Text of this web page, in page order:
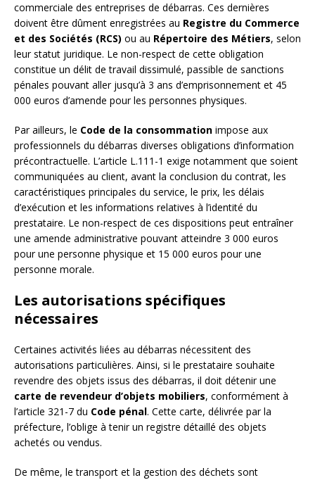
commerciale des entreprises de débarras. Ces dernières
doivent être dûment enregistrées au Registre du Commerce
et des Sociétés (RCS) ou au Répertoire des Métiers, selon
leur statut juridique. Le non-respect de cette obligation
constitue un délit de travail dissimulé, passible de sanctions
pénales pouvant aller jusqu’à 3 ans d’emprisonnement et 45
000 euros d’amende pour les personnes physiques.
Par ailleurs, le Code de la consommation impose aux
professionnels du débarras diverses obligations d’information
précontractuelle. L’article L.111-1 exige notamment que soient
communiquées au client, avant la conclusion du contrat, les
caractéristiques principales du service, le prix, les délais
d’exécution et les informations relatives à l’identité du
prestataire. Le non-respect de ces dispositions peut entraîner
une amende administrative pouvant atteindre 3 000 euros
pour une personne physique et 15 000 euros pour une
personne morale.
Les autorisations spécifiques
nécessaires
Certaines activités liées au débarras nécessitent des
autorisations particulières. Ainsi, si le prestataire souhaite
revendre des objets issus des débarras, il doit détenir une
carte de revendeur d’objets mobiliers, conformément à
l’article 321-7 du Code pénal. Cette carte, délivrée par la
préfecture, l’oblige à tenir un registre détaillé des objets
achetés ou vendus.
De même, le transport et la gestion des déchets sont